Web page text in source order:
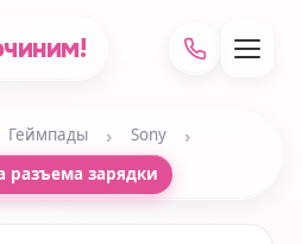
Геймпады › Sony ›
разъема зарядки